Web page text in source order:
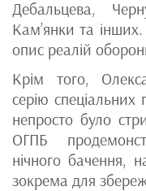
Дебальцева,
Кам’янки та
опис реалій
Крім того,
серію спеціальних
непросто було
ОГПБ
нічного бачення,
зокрема для